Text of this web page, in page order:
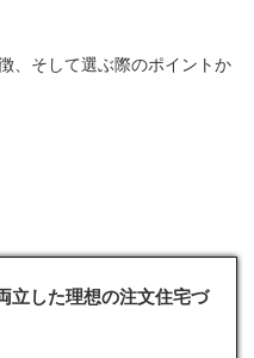
、そして選ぶ際のポイントか
立した理想の注文住宅づ